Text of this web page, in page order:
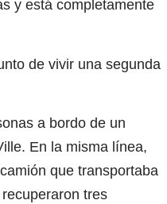
y está completamente
de vivir una segunda
a bordo de un
En la misma línea,
que transportaba
tres